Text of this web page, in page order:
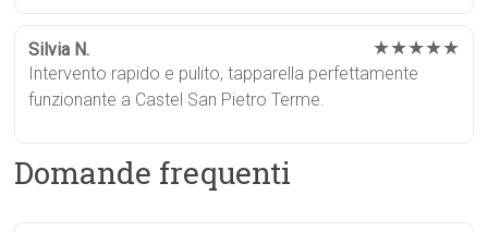
Silvia N. ★★★★★
Intervento rapido e pulito, tapparella perfettamente
funzionante a Castel San Pietro Terme.
Domande frequenti